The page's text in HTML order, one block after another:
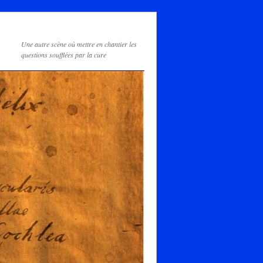
Une autre scène où mettre en chantier les
questions soufflées par la cure